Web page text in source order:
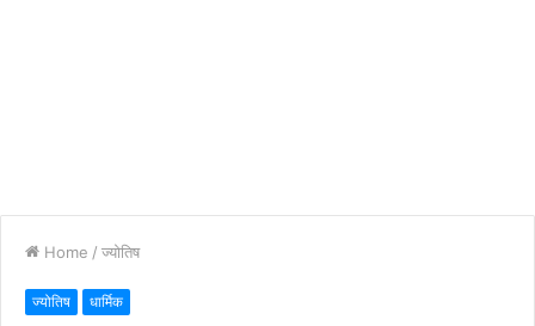
Home / ज्योतिष
ज्योतिष धार्मिक